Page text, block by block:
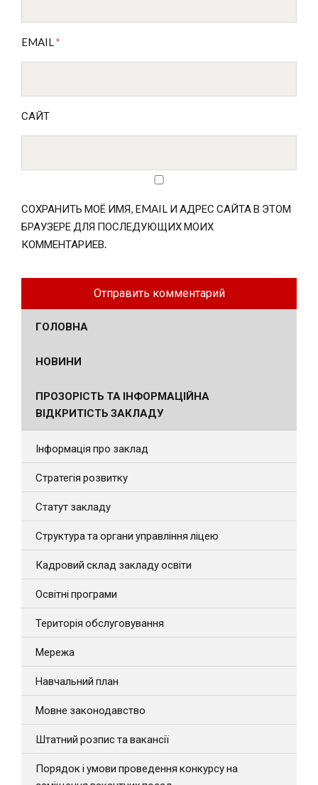
EMAIL*
САЙТ
СОХРАНИТЬ МОЁ ИМЯ, EMAIL И АДРЕС САЙТА В ЭТОМ
БРАУЗЕРЕ ДЛЯ ПОСЛЕДУЮЩИХ МОИХ
КОММЕНТАРИЕВ.
ГОЛОВНА
НОВИНИ
ПРОЗОРІСТЬ ТА ІНФОРМАЦІЙНА
ВІДКРИТІСТЬ ЗАКЛАДУ
Інформація про заклад
Стратегія розвитку
Статут закладу
Структура та органи управління ліцею
Кадровий склад закладу освіти
Освітні програми
Територія обслуговування
Мережа
Навчальний план
Мовне законодавство
Штатний розпис та вакансії
Порядок і умови проведення конкурсу на